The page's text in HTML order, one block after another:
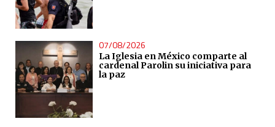
07/08/2026
La Iglesia en México comparte al
cardenal Parolin su iniciativa para
la paz